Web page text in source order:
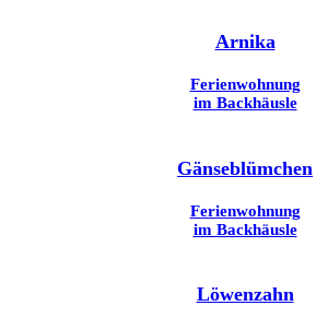
Arnika
Ferienwohnung
im Backhäusle
Gänseblümchen
Ferienwohnung
im Backhäusle
Löwenzahn